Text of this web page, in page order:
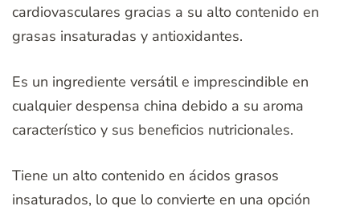
cardiovasculares gracias a su alto contenido en
grasas insaturadas y antioxidantes.
Es un ingrediente versátil e imprescindible en
cualquier despensa china debido a su aroma
característico y sus beneficios nutricionales.
Tiene un alto contenido en ácidos grasos
insaturados, lo que lo convierte en una opción